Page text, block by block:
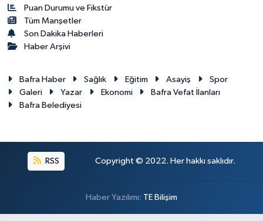
Puan Durumu ve Fikstür
Tüm Manşetler
Son Dakika Haberleri
Haber Arşivi
Bafra Haber Sağlık Eğitim Asayiş
Spor
Galeri
Yazar Ekonomi
Bafra Vefat İlanları
Bafra Belediyesi
RSS Copyright © 2022. Her hakkı saklıdır.
Haber Yazılımı: TE Bilişim